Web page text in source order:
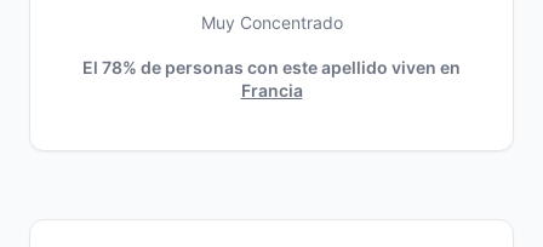
Muy Concentrado
El 78% de personas con este apellido viven en
Francia